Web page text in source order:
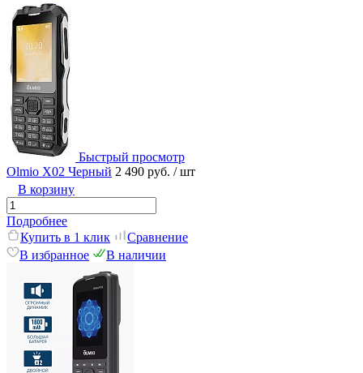
Быстрый просмотр
Olmio X02 Черный 2 490 руб. / шт
В корзину
Подробнее
Купить в 1 клик
Сравнение
В избранное
В наличии